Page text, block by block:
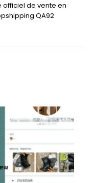
officiel de vente en
QA92